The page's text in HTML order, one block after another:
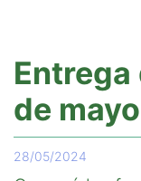
de mayo
28/05/2024